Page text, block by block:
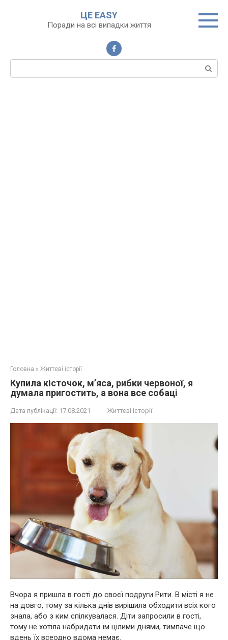
ЦЕ EASY
Поради на всі випадки життя
Пошук:
Головна » Життєві історії
Купила кісточок, м’яса, рибки червоної, я
думала пригостить, а вона все собаці
Дата публікації: 17.08.2021 Життєві історії
Вчора я пришла в гості до своєї подруги Рити. В місті я не
на довго, тому за кілька днів вирішила обходити всіх кого
знала, або з ким спілкувалася. Діти запросили в гості,
тому не хотіла набридати їм цілими днями, тимпаче що
вдень їх всеодно вдома немає.